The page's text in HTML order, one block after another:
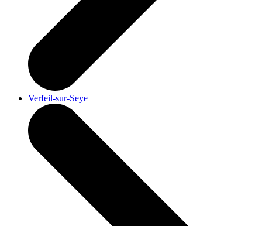
Verfeil-sur-Seye